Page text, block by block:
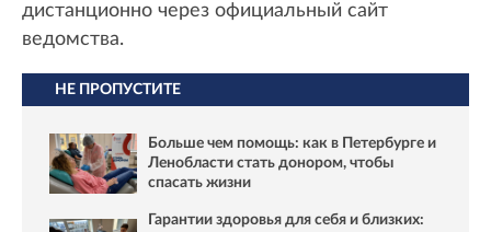
дистанционно через официальный сайт
ведомства.
НЕ ПРОПУСТИТЕ
Больше чем помощь: как в Петербурге и
Ленобласти стать донором, чтобы
спасать жизни
Гарантии здоровья для себя и близких: